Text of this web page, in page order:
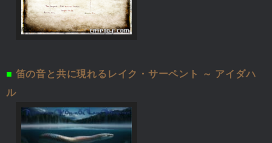
■ 笛の音と共に現れるレイク・サーペント ～ アイダハ
ル